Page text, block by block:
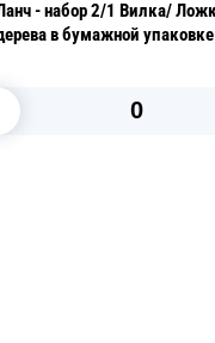
- набор 2/1 Вилка/ Ложка из
в бумажной упаковке